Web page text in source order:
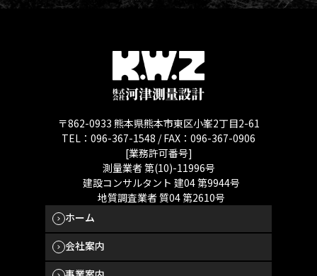
〒862-0933 熊本県熊本市東区小峯2丁目2-61
TEL：096-367-1548 / FAX：096-367-0906
[業務許可番号]
測量業者 第(10)-11996号
建設コンサルタント 建04 第9944号
地質調査業者 質04 第2610号
ホーム
会社案内